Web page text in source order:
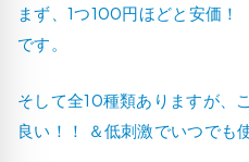
まず、1つ100円ほどと安価
です。
そして全10種類ありますが、
良い！！ ＆低刺激でいつでも